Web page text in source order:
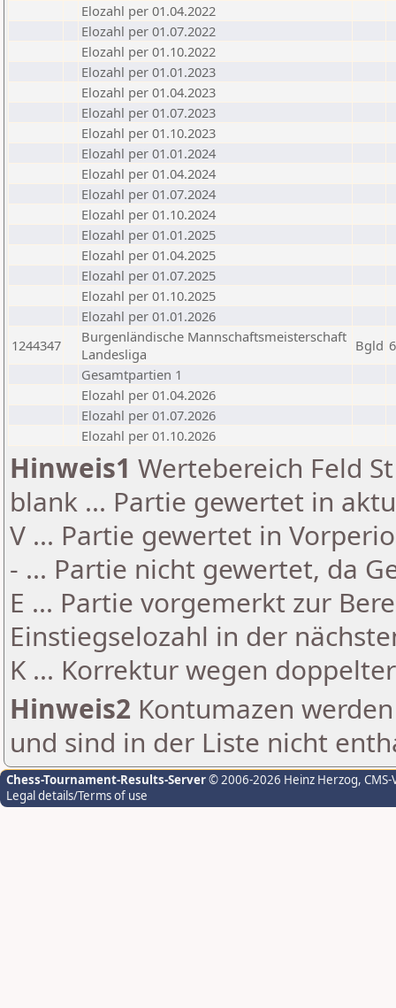
Elozahl per 01.04.2022
Elozahl per 01.07.2022
Elozahl per 01.10.2022
Elozahl per 01.01.2023
Elozahl per 01.04.2023
Elozahl per 01.07.2023
Elozahl per 01.10.2023
Elozahl per 01.01.2024
Elozahl per 01.04.2024
Elozahl per 01.07.2024
Elozahl per 01.10.2024
Elozahl per 01.01.2025
Elozahl per 01.04.2025
Elozahl per 01.07.2025
Elozahl per 01.10.2025
Elozahl per 01.01.2026
1244347
Burgenländische Mannschaftsmeisterschaft
Landesliga
Bgld 6
Gesamtpartien 1
Elozahl per 01.04.2026
Elozahl per 01.07.2026
Elozahl per 01.10.2026
Hinweis1 Wertebereich Feld
blank ... Partie gewertet in
V ... Partie gewertet in
- ... Partie nicht gewertet, da
E ... Partie vorgemerkt zur
Einstiegselozahl in der
K ... Korrektur wegen
Hinweis2 Kontumazen
und sind in der Liste nicht
Chess-Tournament-Results-Server© 2006-2026 Heinz Herzog,
Legal details/Terms of use